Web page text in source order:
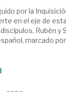
por la
en el eje de
Rubén y
marcado